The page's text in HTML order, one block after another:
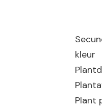
kleur
Plant